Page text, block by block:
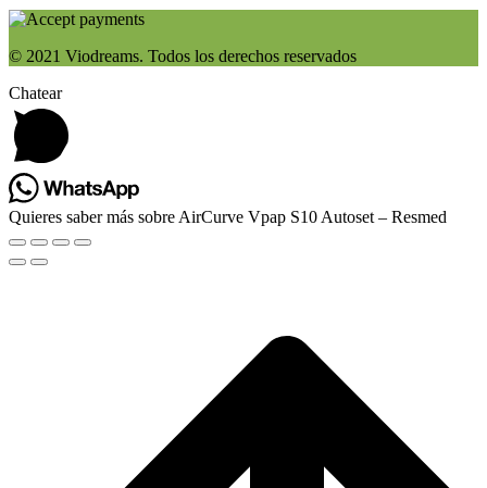
© 2021 Viodreams. Todos los derechos reservados
Chatear
Quieres saber más sobre AirCurve Vpap S10 Autoset – Resmed